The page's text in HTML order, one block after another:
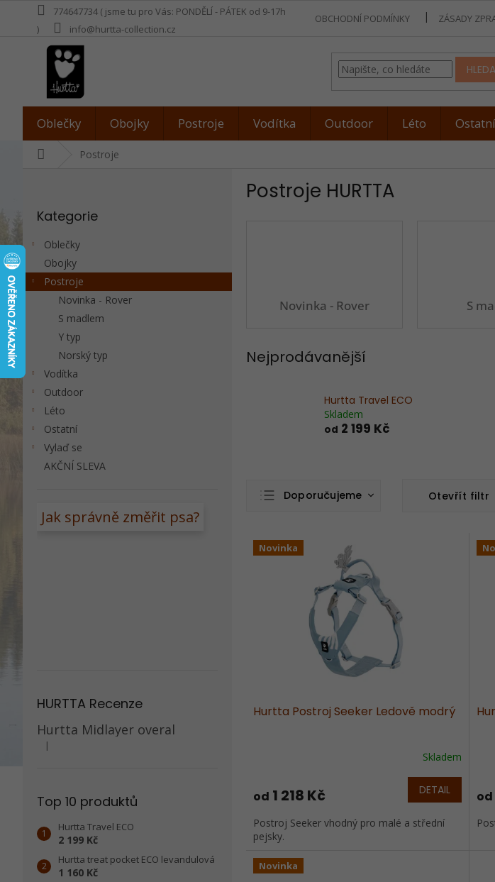
774647734 ( jsme tu pro Vás: PONDĚLÍ - PÁTEK od 9-17h
)
info@hurtta-collection.cz
OBCHODNÍ PODMÍNKY ZÁSADY
Oblečky Obojky Postroje Vodítka Outdoor Léto Ostatní
Postroje
a
n
l
kategorie
Kategorie
Oblečky
Obojky
Postroje
Novinka - Rover
S madlem
Y typ
Norský typ
Vodítka
Outdoor
Léto
Ostatní
Vylaď se
AKČNÍ SLEVA
Jak správně změřit psa?
HURTTA Recenze
Hurtta Midlayer overal
Hodnocení produktu je 5 z 5 hvězdiček.
|
Top 10 produktů
Hurtta Travel ECO
2 199 Kč
Hurtta treat pocket ECO levandulová
1 160 Kč
Postroje HURTTA
Novinka - Rover S
Nejprodávanější
Hurtta Travel ECO
Skladem
od 2 199 Kč
Doporučujeme
Nejdražší
Nejprodávanější
Abecedně
Otevřít filtr
V Novinka
Hurtta Postroj Seeker Ledově modrý
Skladem
od 1 218 Kč DETAIL
Postroj Seeker vhodný pro malé a střední
pejsky.
od
Novinka